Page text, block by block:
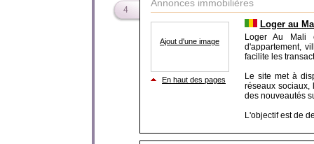
4
Annonces immobilières
Ajout d'une image
En haut des pages
Loger au
Loger Au Mali
d'appartement,
facilite les
Le site met à
réseaux sociaux,
des nouveautés
L'objectif est de